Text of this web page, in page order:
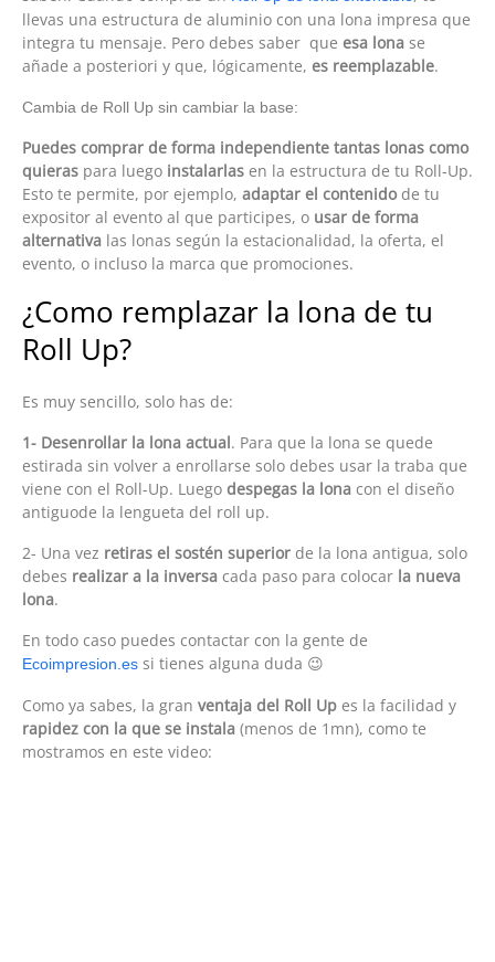
llevas una estructura de aluminio con una lona impresa que
integra tu mensaje. Pero debes saber que esa lona se
añade a posteriori y que, lógicamente, es reemplazable.
Cambia de Roll Up sin cambiar la base:
Puedes comprar de forma independiente tantas lonas como
quieras para luego instalarlas en la estructura de tu Roll-Up.
Esto te permite, por ejemplo, adaptar el contenidode tu
expositor al evento al que participes, o usar de forma
alternativa las lonas según la estacionalidad, la oferta, el
evento, o incluso la marca que promociones.
¿Como remplazar la lona de tu
Roll Up?
Es muy sencillo, solo has de:
1- Desenrollar la lona actual. Para que la lona se quede
estirada sin volver a enrollarse solo debes usar la traba que
viene con el Roll-Up. Luego despegas la lona con el diseño
antiguode la lengueta del roll up.
2- Una vez retiras el sostén superior de la lona antigua, solo
debes realizar a la inversa cada paso para colocar la nueva
lona.
En todo caso puedes contactar con la gente de
Ecoimpresion.es si tienes alguna duda 😉
Como ya sabes, la gran ventaja del Roll Up es la facilidad y
rapidez con la que se instala (menos de 1mn), como te
mostramos en este video: